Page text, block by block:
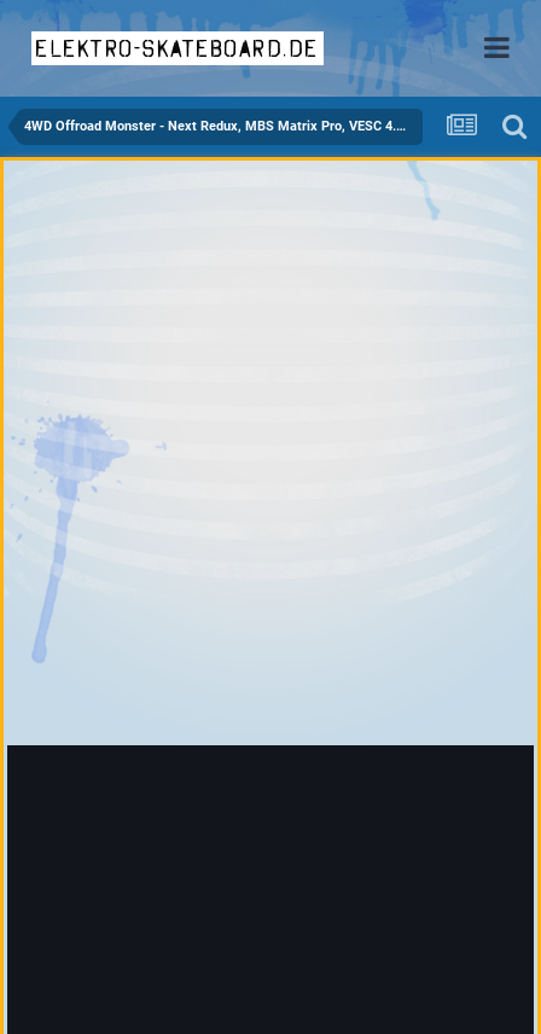
elektro-skateboard.de
4WD Offroad Monster - Next Redux, MBS Matrix Pro, VESC 4.7, c6364 sensored, 12s